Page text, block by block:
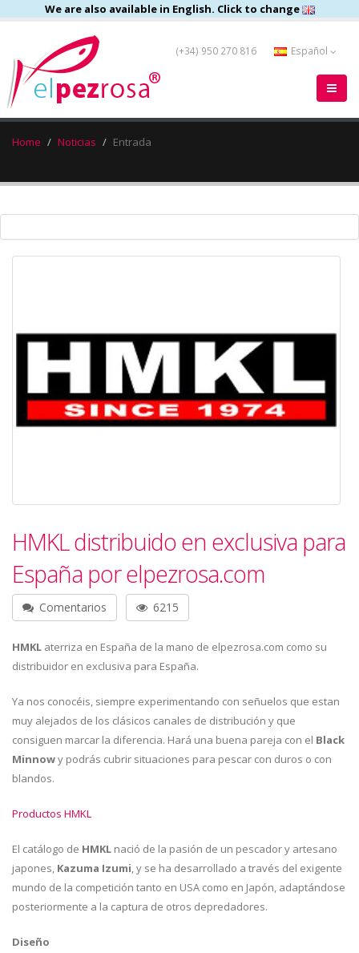
We are also available in English. Click to change
(+34) 950 270 816 Español
Home Noticias Entrada
HMKL distribuido en exclusiva para
España por elpezrosa.com
Comentarios 6215
HMKL aterriza en España de la mano de elpezrosa.com como su
distribuidor en exclusiva para España.
Ya nos conocéis, siempre experimentando con señuelos que estan
muy alejados de los clásicos canales de distribución y que
consiguen marcar la diferencia. Hará una buena pareja con el Black
Minnowy podrás cubrir situaciones para pescar con duros o con
blandos.
Productos HMKL
El catálogo de HMKL nació de la pasión de un pescador y artesano
japones, Kazuma Izumi, y se ha desarrollado a través del exigente
mundo de la competición tanto en USA como en Japón, adaptándose
posteriormente a la captura de otros depredadores.
Diseño